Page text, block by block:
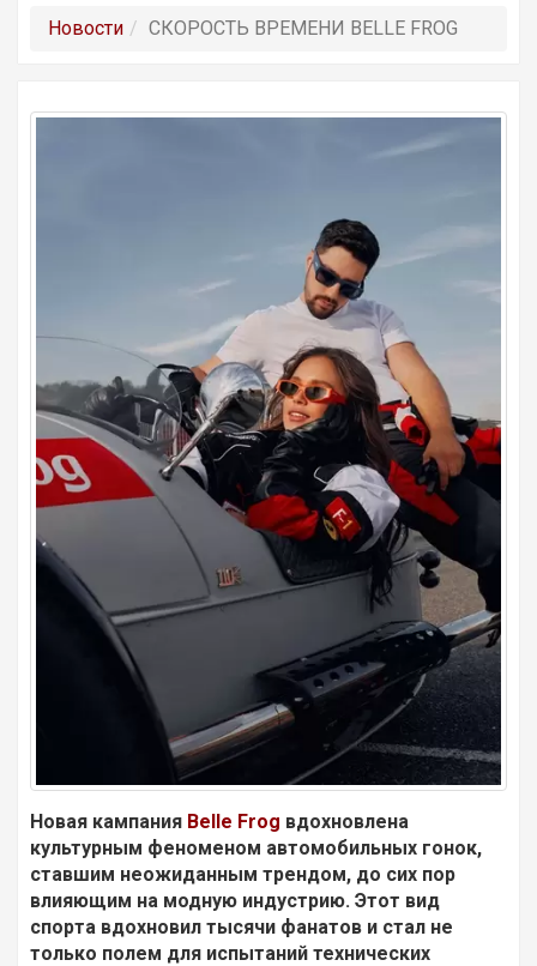
Новости СКОРОСТЬ ВРЕМЕНИ BELLE FROG
Новая кампания Belle Frog вдохновлена
культурным феноменом автомобильных гонок,
ставшим неожиданным трендом, до сих пор
влияющим на модную индустрию. Этот вид
спорта вдохновил тысячи фанатов и стал не
только полем для испытаний технических